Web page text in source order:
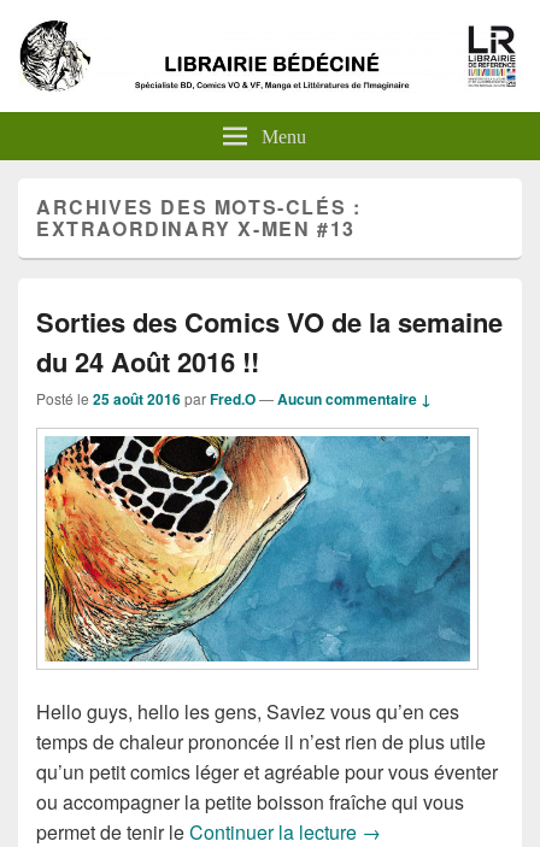
Menu
ARCHIVES DES MOTS-CLÉS :
EXTRAORDINARY X-MEN #13
Sorties des Comics VO de la semaine
du 24 Août 2016 !!
Posté le 25 août 2016parFred.O—Aucun commentaire ↓
Hello guys, hello les gens, Saviez vous qu’en ces
temps de chaleur prononcée il n’est rien de plus utile
qu’un petit comics léger et agréable pour vous éventer
ou accompagner la petite boisson fraîche qui vous
permet de tenir leContinuer la lecture Sorties des Comics
→